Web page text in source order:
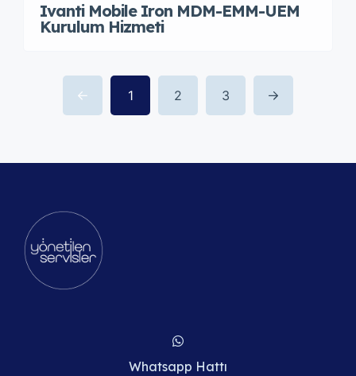
Ivanti Mobile Iron MDM-EMM-UEM
Kurulum Hizmeti
1 2 3
Whatsapp Hattı